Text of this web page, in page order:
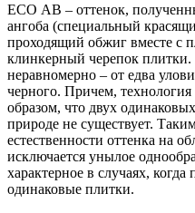
ЕСО AВ – оттенок,
ангоба (специальный
проходящий обжиг вместе с
клинкерный черепок
неравномерно – от едва
черного. Причем,
образом, что двух
природе не существует.
естественности оттенка на
исключается унылое
характерное в случаях,
одинаковые плитки.